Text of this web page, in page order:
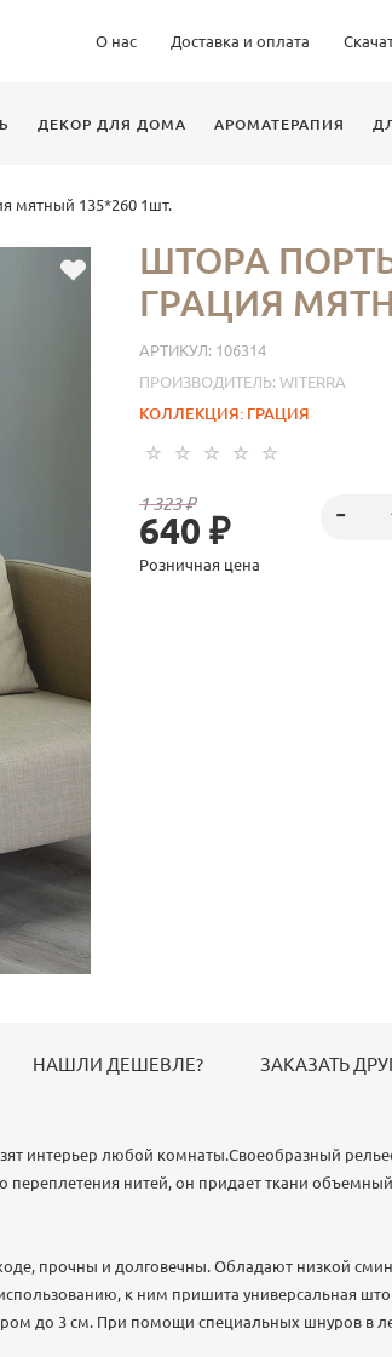
О нас Доставка и оплата
ДЕКОР ДЛЯ ДОМА АРОМАТЕРАПИЯ
мятный 135*260 1шт.
ШТОРА
ГРАЦИЯ
АРТИКУЛ: 106314
ПРОИЗВОДИТЕЛЬ: WITERRA
КОЛЛЕКЦИЯ: ГРАЦИЯ
1 323 ₽
640 ₽
Розничная цена
НАШЛИ ДЕШЕВЛЕ? ЗАКАЗАТЬ
интерьер любой комнаты.Своеобразный
переплетения нитей, он придает ткани
прочны и долговечны. Обладают низкой
к ним пришита универсальная
до 3 см. При помощи специальных шнуров в